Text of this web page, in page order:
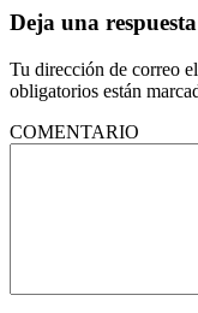
Deja una respuesta
Tu dirección de correo
obligatorios están
COMENTARIO